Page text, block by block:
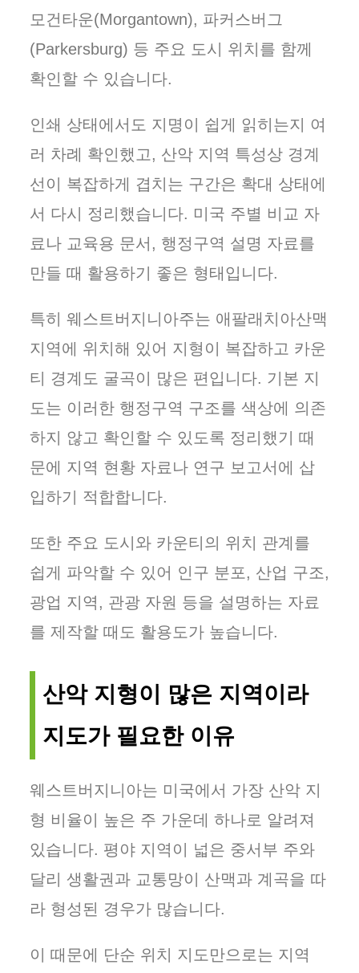
모건타운(Morgantown), 파커스버그
(Parkersburg) 등 주요 도시 위치를 함께
확인할 수 있습니다.
인쇄 상태에서도 지명이 쉽게 읽히는지 여
러 차례 확인했고, 산악 지역 특성상 경계
선이 복잡하게 겹치는 구간은 확대 상태에
서 다시 정리했습니다. 미국 주별 비교 자
료나 교육용 문서, 행정구역 설명 자료를
만들 때 활용하기 좋은 형태입니다.
특히 웨스트버지니아주는 애팔래치아산맥
지역에 위치해 있어 지형이 복잡하고 카운
티 경계도 굴곡이 많은 편입니다. 기본 지
도는 이러한 행정구역 구조를 색상에 의존
하지 않고 확인할 수 있도록 정리했기 때
문에 지역 현황 자료나 연구 보고서에 삽
입하기 적합합니다.
또한 주요 도시와 카운티의 위치 관계를
쉽게 파악할 수 있어 인구 분포, 산업 구조,
광업 지역, 관광 자원 등을 설명하는 자료
를 제작할 때도 활용도가 높습니다.
산악 지형이 많은 지역이라
지도가 필요한 이유
웨스트버지니아는 미국에서 가장 산악 지
형 비율이 높은 주 가운데 하나로 알려져
있습니다. 평야 지역이 넓은 중서부 주와
달리 생활권과 교통망이 산맥과 계곡을 따
라 형성된 경우가 많습니다.
이 때문에 단순 위치 지도만으로는 지역